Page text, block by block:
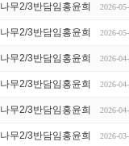
나무2/3반담임홍윤희 2026-
나무2/3반담임홍윤희 2026-
나무2/3반담임홍윤희 2026-
나무2/3반담임홍윤희 2026-
나무2/3반담임홍윤희 2026-
나무2/3반담임홍윤희 2026-